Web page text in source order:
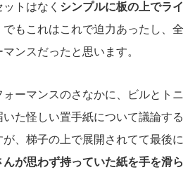
トはなく シンプルに板の上でライ
でもこれはこれで迫力あったし、全
ンスだったと思います。
ーマンスのさなかに、ビルとトニ
た怪しい置手紙について議論する
、梯子の上で展開されてて最後に
んが思わず持っていた紙を手を滑ら